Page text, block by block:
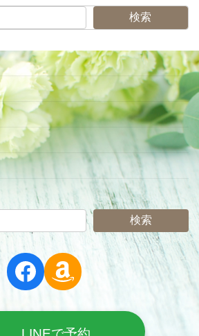
検索
検索
Facebook
Amazon